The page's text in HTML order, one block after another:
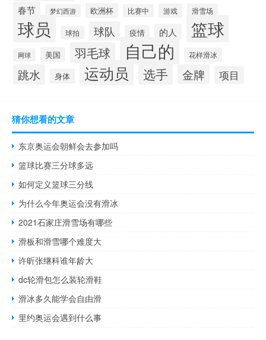
春节 梦幻西游 欧洲杯 比赛中 游戏 滑雪场
球员 球拍 球队 疫情 的人 篮球
网球 美国 羽毛球 自己的 花样滑冰
跳水 身体 运动员 选手 金牌 项目
猜你想看的文章
东京奥运会朝鲜会去参加吗
篮球比赛三分球多远
如何定义篮球三分线
为什么今年奥运会没有滑冰
2021石家庄滑雪场有哪些
滑板和滑雪哪个难度大
许昕张继科谁年龄大
dc轮滑包怎么装轮滑鞋
滑冰多久能学会自由滑
里约奥运会遇到什么事